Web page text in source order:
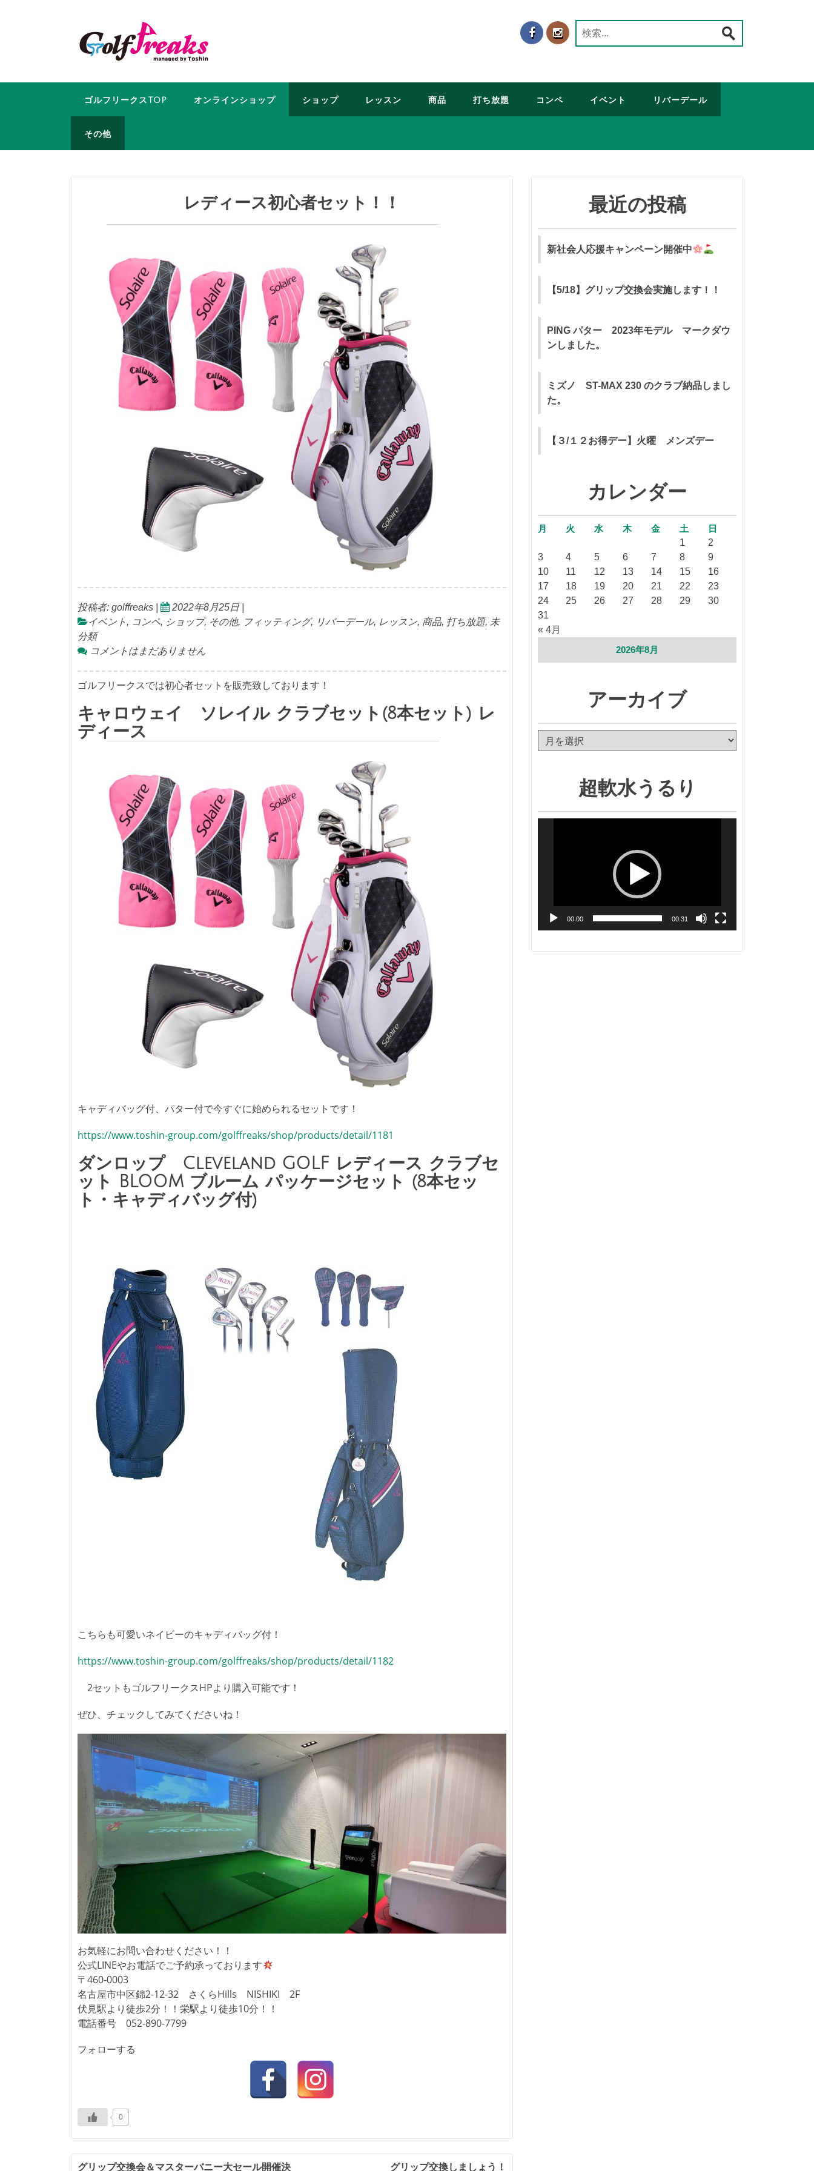
検
索:
ゴルフリークスTOP オンラインショップ ショップ レッスン 商品 打ち放題 コンペ イベント リバーデール
その他
レディース初心者セット！！
投稿者: golffreaks 2022年8月25日
イベント , コンペ, ショップ, その他, フィッティング, リバーデール, レッスン, 商品, 打ち放題, 未
分類
コメントはまだありません
ゴルフリークスでは初心者セットを販売致しております！
キャロウェイ ソレイル クラブセット(8本セット) レ
ディース
キャディバッグ付、パター付で今すぐに始められるセットです！
https://www.toshin-group.com/golffreaks/shop/products/detail/1181
ダンロップ Cleveland GOLF レディース クラブセ
ット BLOOM ブルーム パッケージセット (8本セッ
ト・キャディバッグ付)
こちらも可愛いネイビーのキャディバッグ付！
https://www.toshin-group.com/golffreaks/shop/products/detail/1182
2セットもゴルフリークスHPより購入可能です！
ぜひ、チェックしてみてくださいね！
お気軽にお問い合わせください！！
公式LINEやお電話でご予約承っております
〒460-0003
名古屋市中区錦2-12-32 さくらHills NISHIKI 2F
伏見駅より徒歩2分！！栄駅より徒歩10分！！
電話番号 052-890-7799
フォローする
0
グリップ交換会＆マスターバニー大セール開催決 グリップ交換しましょう！
最近の投稿
新社会人応援キャンペーン開催中
【5/18】グリップ交換会実施します！！
PING パター 2023年モデル マークダウ
ンしました。
ミズノ ST-MAX 230 のクラブ納品しまし
た。
【３/１２お得デー】火曜 メンズデー
カレンダー
2026年8月
月 火 水 木 金 土 日
« 4月
1
2
3
4 5 6 7 8
9
10
11 12 13 14 15
16
17
18 19 20 21 22
23
24
25 26 27 28 29
30
31
アーカイブ
ー
超軟水うるり
00:00 00:31